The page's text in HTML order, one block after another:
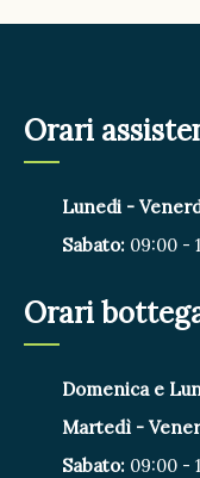
Orari
Lunedi -
Sabato: 09:00 -
Orari
Domenica e
Martedì -
Sabato: 09:00 -